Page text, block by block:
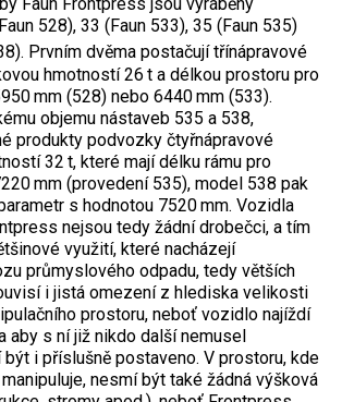
528), 33 (Faun 533), 35 (Faun 535)
Prvním dvěma postačují třínápravové
hmotností 26 t a délkou prostoru pro
mm (528) nebo 6440 mm (533).
objemu nástaveb 535 a 538,
produkty podvozky čtyřnápravové
32 t, které mají délku rámu pro
mm (provedení 535), model 538 pak
s hodnotou 7520 mm. Vozidla
nejsou tedy žádní drobečci, a tím
využití, které nacházejí
průmyslového odpadu, tedy větších
i jistá omezení z hlediska velikosti
prostoru, neboť vozidlo najíždí
aby s ní již nikdo další nemusel
i příslušně postaveno. V prostoru, kde
nesmí být také žádná výšková